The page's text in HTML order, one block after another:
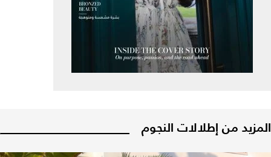
المزيد من إطلالات النجوم